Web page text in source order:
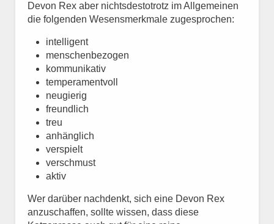
Devon Rex aber nichtsdestotrotz im Allgemeinen
die folgenden Wesensmerkmale zugesprochen:
intelligent
menschenbezogen
kommunikativ
temperamentvoll
neugierig
freundlich
treu
anhänglich
verspielt
verschmust
aktiv
Wer darüber nachdenkt, sich eine Devon Rex
anzuschaffen, sollte wissen, dass diese